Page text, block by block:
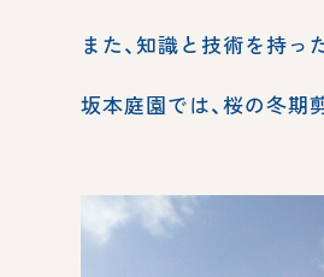
また、知識と技術を持っ
坂本庭園では、桜の冬期